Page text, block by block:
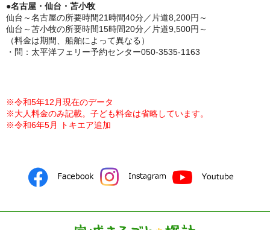
●名古屋・仙台・苫小牧
仙台～名古屋の所要時間21時間40分／片道8,200円～
仙台～苫小牧の所要時間15時間20分／片道9,500円～
（料金は期間、船舶によって異なる）
・問：太平洋フェリー予約センター050-3535-1163
※令和5年12月現在のデータ
※大人料金のみ記載。子ども料金は省略しています。
※令和6年5月 トキエア追加